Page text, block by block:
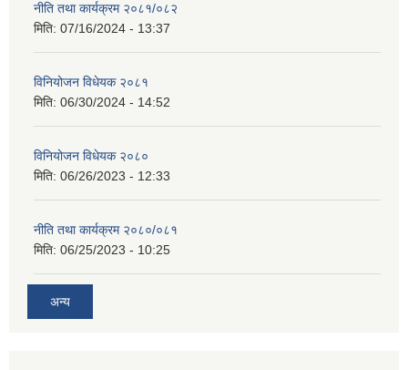
नीति तथा कार्यक्रम २०८१/०८२
मिति: 07/16/2024 - 13:37
विनियोजन विधेयक २०८१
मिति: 06/30/2024 - 14:52
विनियोजन विधेयक २०८०
मिति: 06/26/2023 - 12:33
नीति तथा कार्यक्रम २०८०/०८१
मिति: 06/25/2023 - 10:25
अन्य